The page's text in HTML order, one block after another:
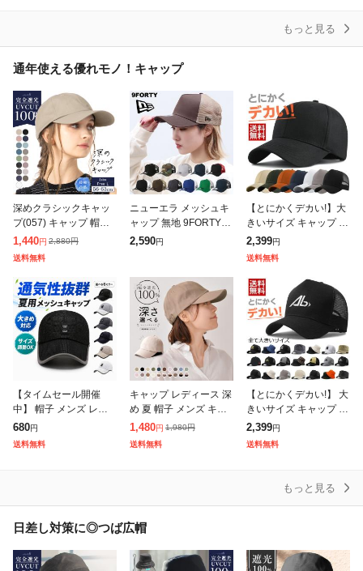
もっと見る
通年使える優れモノ！キャップ
深めクラシックキャッ
プ(057) キャップ 帽子
レディース 大きいサイ
ズ 完全遮光 UVカット
つば広 自転車 日よけ
かぶー
1,440円 2,880円
送料無料
ニューエラ メッシュキ
ャップ 無地 9FORTY N
ew Era NE205 メンズ
2,590円
【とにかくデカい!】大
きいサイズ キャップ 大
きめ ビッグサイズ 798
7400 BIG SIZE メンズ
キャップ帽子 大きい
2,399円
送料無料
【タイムセール開催
中】 帽子 メンズ レデ
ィース キャップ メッシ
ュキャップ 春 夏 秋 大
人 大きいサイズ 深め
680円
送料無料
キャップ レディース 深
め 夏 帽子 メンズ キッ
ズ メッシュ ゴルフキャ
ップ スポーツキャップ
ランニング ブランド ベ
1,480円 1,980円
送料無料
【とにかくデカい!】 大
きいサイズ キャップ メ
ッシュキャップ 送料無
料 大きめ ビッグサイズ
BIG SIZE 7988215
2,399円
送料無料
もっと見る
日差し対策に◎つば広帽